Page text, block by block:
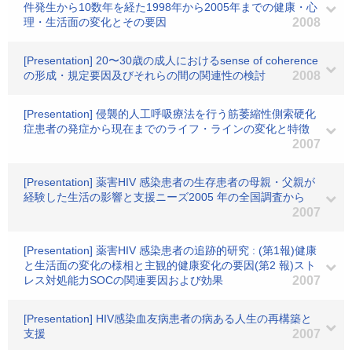
件発生から10数年を経た1998年から2005年までの健康・心
理・生活面の変化とその要因
2008
[Presentation] 20〜30歳の成人におけるsense of coherence
の形成・規定要因及びそれらの間の関連性の検討
2008
[Presentation] 侵襲的人工呼吸療法を行う筋萎縮性側索硬化
症患者の発症から現在までのライフ・ラインの変化と特徴
2007
[Presentation] 薬害HIV 感染患者の生存患者の母親・父親が
経験した生活の影響と支援ニーズ2005 年の全国調査から
2007
[Presentation] 薬害HIV 感染患者の追跡的研究 : (第1報)健康
と生活面の変化の様相と主観的健康変化の要因(第2 報)スト
レス対処能力SOCの関連要因および効果
2007
[Presentation] HIV感染血友病患者の病ある人生の再構築と
支援
2007